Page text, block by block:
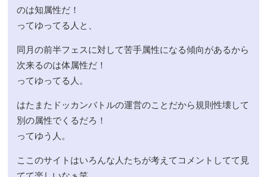
のは知属性だ！
ってゆってる人と、
同月の前半フェスに対して苦手属性になる傾向があるから
次来るのは体属性だ！
ってゆってる人。
はたまたドッカンバトルの運営のことだから規則性壊して
別の属性でくるだろ！
ってゆう人。
ここのサイトはいろんな人たちが考えてコメントしてて見